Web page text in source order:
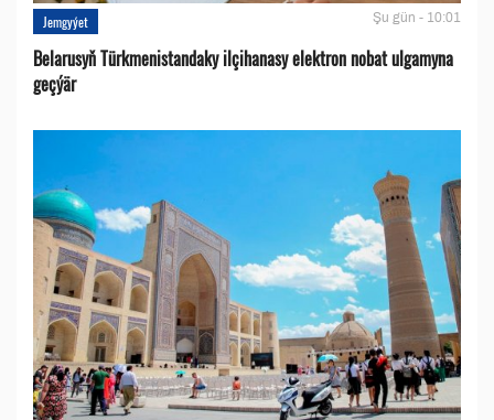
Jemgyýet Şu gün - 10:01
Belarusyň Türkmenistandaky ilçihanasy elektron nobat ulgamyna
geçýär